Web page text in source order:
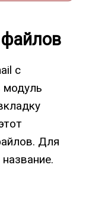
с
Для